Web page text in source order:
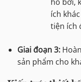
ích
tiện ích
Giai đoạn 3:
sản phẩm cho